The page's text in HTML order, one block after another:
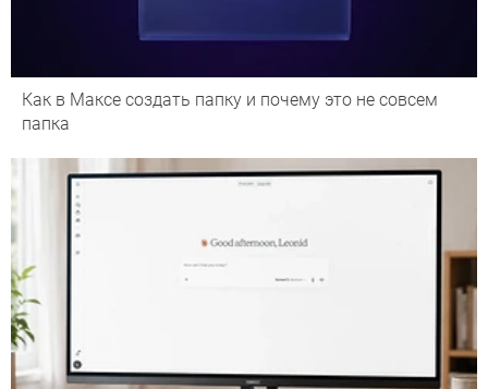
Как в Максе создать папку и почему это не совсем
папка